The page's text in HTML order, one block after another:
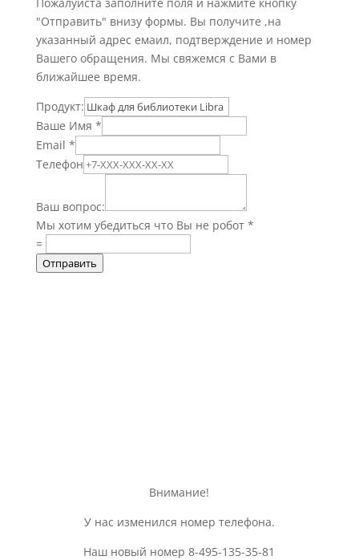
"Отправить" внизу формы. Вы получите ,на
указанный адрес емаил, подтверждение и номер
Вашего обращения. Мы свяжемся с Вами в
ближайшее время.
Продукт:
Ваше Имя *
Email *
Телефон
Ваш вопрос:
Мы хотим убедиться что Вы не робот *
=
Отправить
Внимание!
У нас изменился номер телефона.
Наш новый номер 8-495-135-35-81